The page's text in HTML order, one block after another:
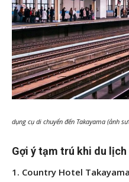
dụng cụ di chuyển đến Takayama (ảnh
Gợi ý tạm trú khi du
1. Country Hotel Takayama